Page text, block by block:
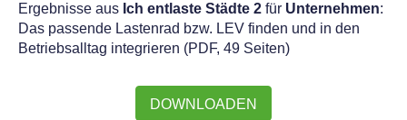
Ergebnisse aus Ich entlaste Städte 2 für Unternehmen:
Das passende Lastenrad bzw. LEV finden und in den
Betriebsalltag integrieren (PDF, 49 Seiten)
DOWNLOADEN